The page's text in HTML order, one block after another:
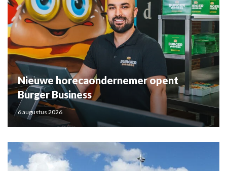
Nieuwe horecaondernemer opent
Burger Business
6 augustus 2026